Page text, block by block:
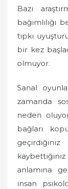
Bazı
bağımlılığı
tıpkı
bir kez
olmuyor.
Sanal
zamanda
neden
bağları
anlamına
insan